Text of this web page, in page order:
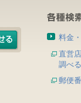
料金
直営
調べる
郵便